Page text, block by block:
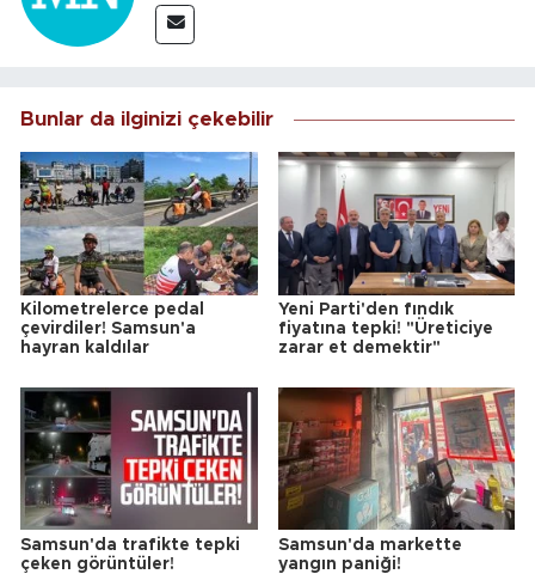
Bunlar da ilginizi çekebilir
Kilometrelerce pedal
çevirdiler! Samsun'a
hayran kaldılar
Yeni Parti'den fındık
fiyatına tepki! "Üreticiye
zarar et demektir"
Samsun'da trafikte tepki
çeken görüntüler!
Samsun'da markette
yangın paniği!